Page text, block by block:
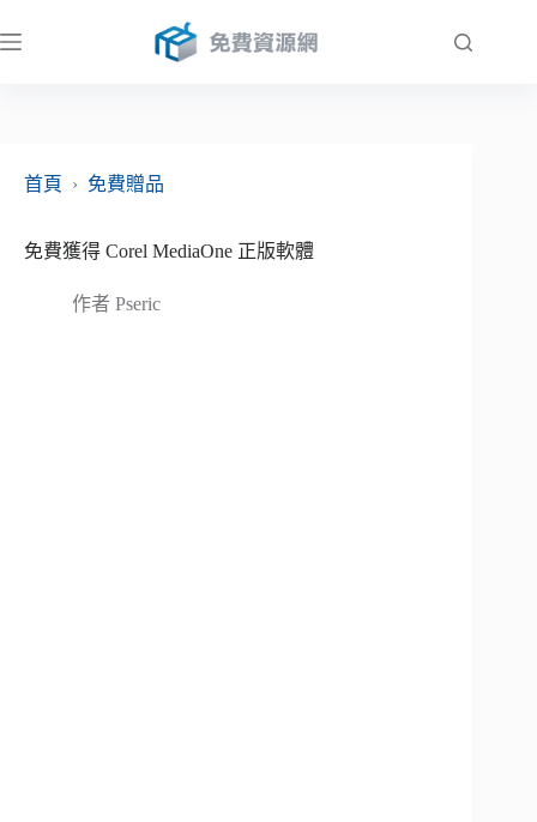
至
首頁
› 免費贈品
免費獲得 Corel MediaOne 正版軟體
作者 Pseric